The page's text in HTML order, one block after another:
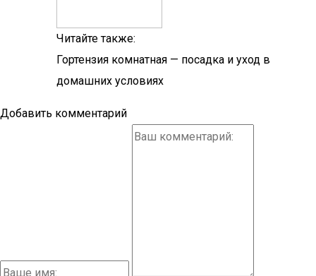
Читайте также:
Гортензия комнатная — посадка и уход в
домашних условиях
Добавить комментарий